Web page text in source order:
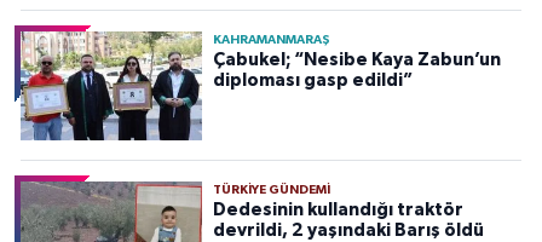
KAHRAMANMARAŞ
Çabukel; “Nesibe Kaya Zabun’un
diploması gasp edildi”
TÜRKIYE GÜNDEMI
Dedesinin kullandığı traktör
devrildi, 2 yaşındaki Barış öldü